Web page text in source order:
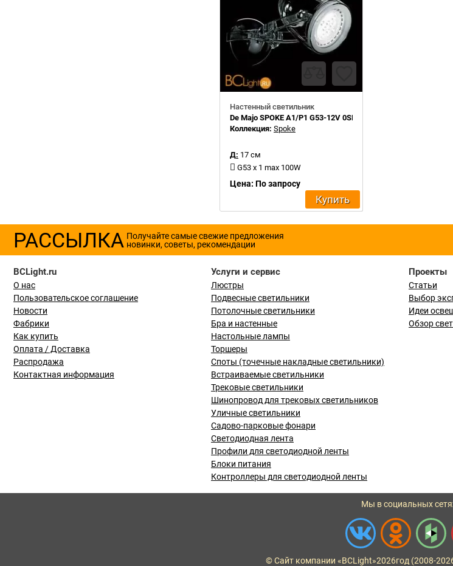
Настенный светильник
De Majo SPOKE A1/P1 G53-12V 0SPOK0A10
Коллекция: Spoke
Д: 17 см
G53 x 1 max 100W
Цена: По запросу
Купить
РАССЫЛКА Получайте самые свежие предложения
новинки, советы, рекомендации
BCLight.ru
О нас
Пользовательское соглашение
Новости
Фабрики
Как купить
Оплата / Доставка
Распродажа
Контактная информация
Услуги и сервис
Люстры
Подвесные светильники
Потолочные светильники
Бра и настенные
Настольные лампы
Торшеры
Споты (точечные накладные светильники)
Встраиваемые светильники
Трековые светильники
Шинопровод для трековых светильников
Уличные светильники
Садово-парковые фонари
Светодиодная лента
Профили для светодиодной ленты
Блоки питания
Контроллеры для светодиодной ленты
Проекты
Статьи
Выбор
Идеи
Обзор
Мы в социальных
© Сайт компании «BCLight»2026год (2008-